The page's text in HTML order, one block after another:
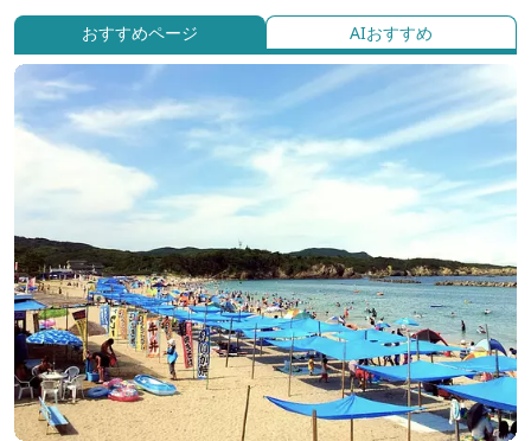
おすすめページ AIおすすめ